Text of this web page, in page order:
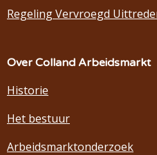
Regeling Vervroegd
Over Colland Arbeidsmarkt
Historie
Het bestuur
Arbeidsmarktonderzoek